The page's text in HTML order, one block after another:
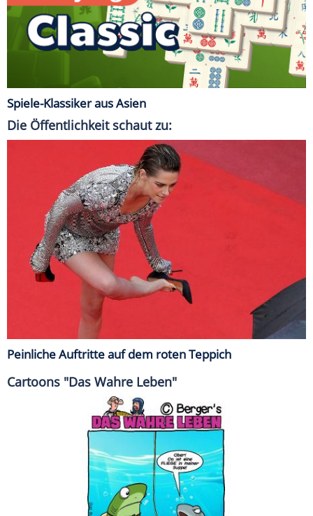
Spiele-Klassiker aus Asien
Die Öffentlichkeit schaut zu:
Peinliche Auftritte auf dem roten Teppich
Cartoons "Das Wahre Leben"